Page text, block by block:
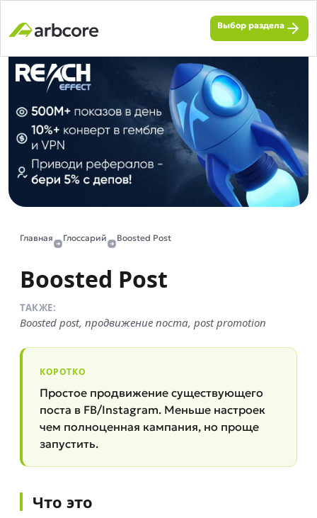
Выбор раздела
Главная Глоссарий Boosted Post
Boosted Post
ТАКЖЕ:
Boosted post, продвижение поста, post promotion
КОРОТКО
Простое продвижение существующего
поста в FB/Instagram. Меньше настроек
чем полноценная кампания, но проще
запустить.
Что это